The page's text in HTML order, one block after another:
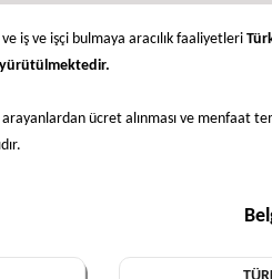
iş ve işçi bulmaya aracılık faaliyetleri
ücret alınması ve menfaat